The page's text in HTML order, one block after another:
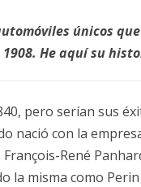
únicos
He aquí su
pero serían sus
nació con la
René
la misma como